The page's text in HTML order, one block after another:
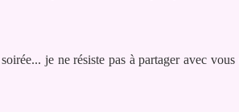
je ne résiste pas à partager avec